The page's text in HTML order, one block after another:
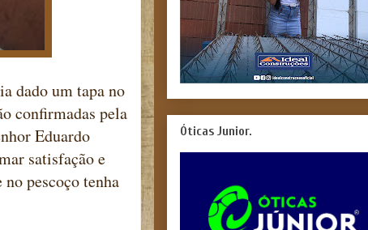
dado um tapa no
confirmadas pela
Eduardo
satisfação e
pescoço tenha
Óticas Junior.